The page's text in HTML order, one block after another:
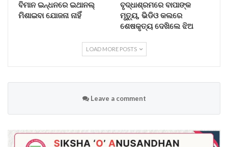
ବିମାନ ଇନ୍ଧନରେ ଇଥାନଲ୍
ମିଶାଇବା ଯୋଜନା ନାହିଁ
ବୃଦ୍ଧାଶ୍ରମରେ ବାପାଙ୍କ
ମୃତ୍ୟୁ, ଭିଡିଓ କଲରେ
ଶେଷକୃତ୍ୟ ଦେଖିଲେ ଝିଅ
LOAD MORE POSTS
Leave a comment